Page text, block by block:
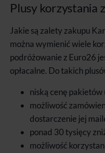
Plusy korzystania
Jakie są zalety zakupu
można wymienić wiele
podróżowanie z Euro26
opłacalne. Do takich
niską cenę pakietów
możliwość
dostarczenie jej
ponad 30 tysięcy
możliwość